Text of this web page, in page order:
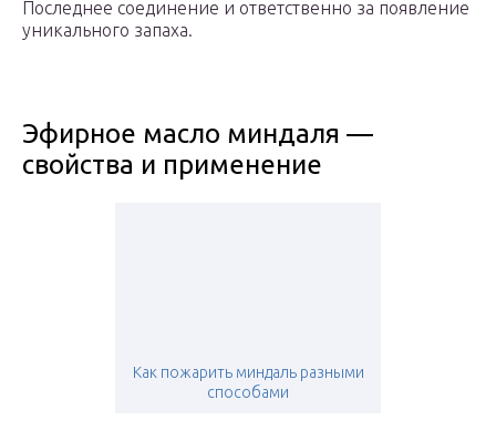
Последнее соединение и ответственно за появление
уникального запаха.
Эфирное масло миндаля —
свойства и применение
Как пожарить миндаль разными
способами